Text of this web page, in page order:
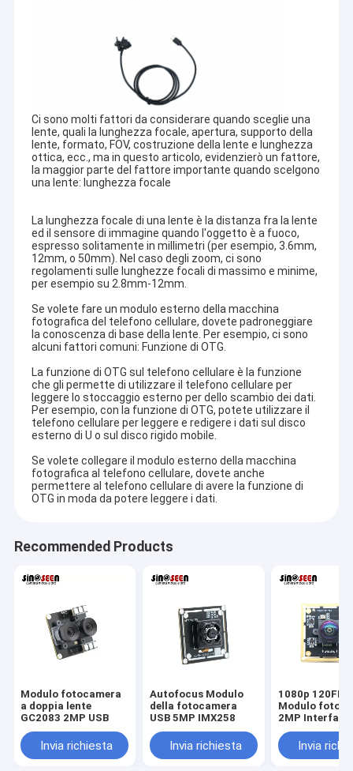
Prodotti
Video
Ci sono molti fattori da considerare quando sceglie una
lente, quali la lunghezza focale, apertura, supporto della
lente, formato, FOV, costruzione della lente e lunghezza
ottica, ecc., ma in questo articolo, evidenzierò un fattore,
la maggior parte del fattore importante quando scelgono
una lente: lunghezza focale
La lunghezza focale di una lente è la distanza fra la lente
ed il sensore di immagine quando l'oggetto è a fuoco,
espresso solitamente in millimetri (per esempio, 3.6mm,
12mm, o 50mm). Nel caso degli zoom, ci sono
regolamenti sulle lunghezze focali di massimo e minime,
per esempio su 2.8mm-12mm.
Se volete fare un modulo esterno della macchina
fotografica del telefono cellulare, dovete padroneggiare
la conoscenza di base della lente. Per esempio, ci sono
alcuni fattori comuni: Funzione di OTG.
La funzione di OTG sul telefono cellulare è la funzione
che gli permette di utilizzare il telefono cellulare per
leggere lo stoccaggio esterno per dello scambio dei dati.
Per esempio, con la funzione di OTG, potete utilizzare il
telefono cellulare per leggere e redigere i dati sul disco
esterno di U o sul disco rigido mobile.
Se volete collegare il modulo esterno della macchina
fotografica al telefono cellulare, dovete anche
permettere al telefono cellulare di avere la funzione di
OTG in moda da potere leggere i dati.
Recommended Products
Modulo fotocamera
a doppia lente
GC2083 2MP USB
Invia richiesta
Autofocus Modulo
della fotocamera
USB 5MP IMX258
Invia richiesta
1080p 120FPS
Modulo
2MP
Mipi Modulo
fotocamera
Invia
La tecnologia il Co., srl di Shenzhen Sinoseen è stata stabilita nel
marzo 2009. Per le decadi eccessive, Sinoseen è stato dedicato
elaborazione di immagini di CMOS da progettazione e dallo
sviluppo, fabbricazione, alla un-fermata post-vendita service.we